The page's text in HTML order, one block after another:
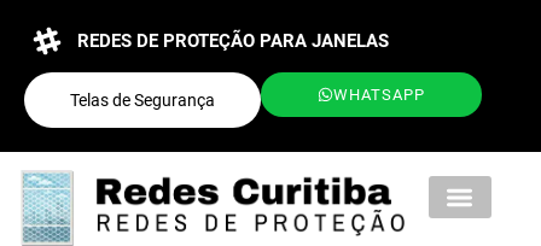
REDES DE PROTEÇÃO PARA JANELAS
Telas de Segurança WHATSAPP